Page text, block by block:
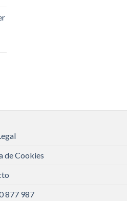
de Cookies
877 987